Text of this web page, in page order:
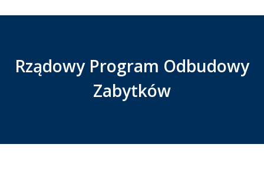
Rządowy Program Odbudowy
Zabytków